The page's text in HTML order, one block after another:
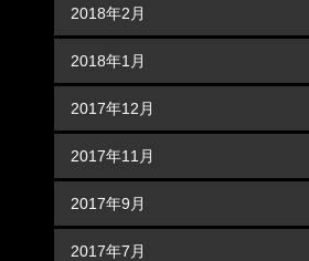
2018年2月
2018年1月
2017年12月
2017年11月
2017年9月
2017年7月